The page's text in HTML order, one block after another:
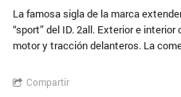
La famosa sigla de la marca
“sport” del ID. 2all. Exterior e
motor y tracción delanteros. La
Compartir